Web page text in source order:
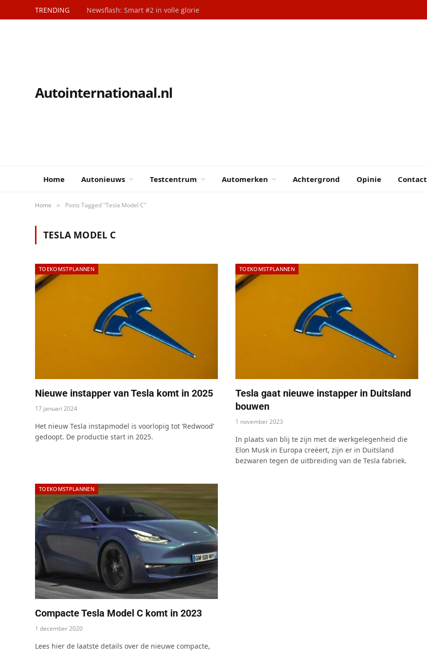
TRENDING Newsflash: Smart #2 in volle glorie
Autointernationaal.nl
Home Autonieuws Testcentrum Automerken Achtergrond Opinie Contact
Home » Posts Tagged "Tesla Model C"
TESLA MODEL C
TOEKOMSTPLANNEN
Nieuwe instapper van Tesla komt in 2025
17 januari 2024
Het nieuw Tesla instapmodel is voorlopig tot ‘Redwood’
gedoopt. De productie start in 2025.
TOEKOMSTPLANNEN
Tesla gaat nieuwe instapper in Duitsland
bouwen
1 november 2023
In plaats van blij te zijn met de werkgelegenheid die
Elon Musk in Europa creëert, zijn er in Duitsland
bezwaren tegen de uitbreiding van de Tesla fabriek.
TOEKOMSTPLANNEN
Compacte Tesla Model C komt in 2023
1 december 2020
Lees hier de laatste details over de nieuwe compacte,